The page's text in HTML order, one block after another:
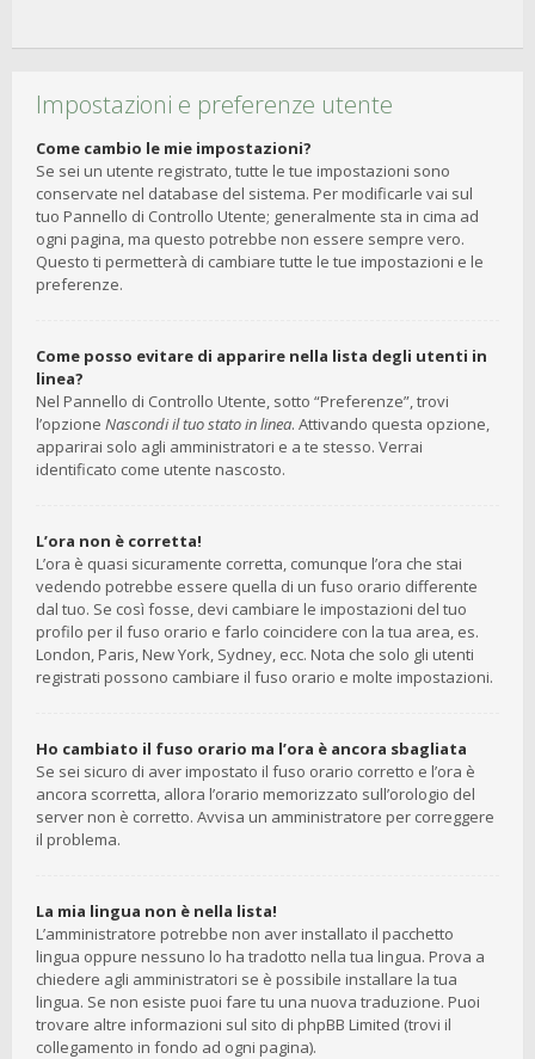
Impostazioni e preferenze utente
Come cambio le mie impostazioni?
Se sei un utente registrato, tutte le tue impostazioni sono
conservate nel database del sistema. Per modificarle vai sul
tuo Pannello di Controllo Utente; generalmente sta in cima ad
ogni pagina, ma questo potrebbe non essere sempre vero.
Questo ti permetterà di cambiare tutte le tue impostazioni e le
preferenze.
Come posso evitare di apparire nella lista degli utenti in
linea?
Nel Pannello di Controllo Utente, sotto “Preferenze”, trovi
l’opzione Nascondi il tuo stato in linea. Attivando questa opzione,
apparirai solo agli amministratori e a te stesso. Verrai
identificato come utente nascosto.
L’ora non è corretta!
L’ora è quasi sicuramente corretta, comunque l’ora che stai
vedendo potrebbe essere quella di un fuso orario differente
dal tuo. Se così fosse, devi cambiare le impostazioni del tuo
profilo per il fuso orario e farlo coincidere con la tua area, es.
London, Paris, New York, Sydney, ecc. Nota che solo gli utenti
registrati possono cambiare il fuso orario e molte impostazioni.
Ho cambiato il fuso orario ma l’ora è ancora sbagliata
Se sei sicuro di aver impostato il fuso orario corretto e l’ora è
ancora scorretta, allora l’orario memorizzato sull’orologio del
server non è corretto. Avvisa un amministratore per correggere
il problema.
La mia lingua non è nella lista!
L’amministratore potrebbe non aver installato il pacchetto
lingua oppure nessuno lo ha tradotto nella tua lingua. Prova a
chiedere agli amministratori se è possibile installare la tua
lingua. Se non esiste puoi fare tu una nuova traduzione. Puoi
trovare altre informazioni sul sito di phpBB Limited (trovi il
collegamento in fondo ad ogni pagina).